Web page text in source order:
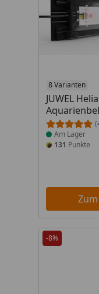
8 Varianten
JUWEL
Produkt am
Am Lager
131 Punkte
-8%